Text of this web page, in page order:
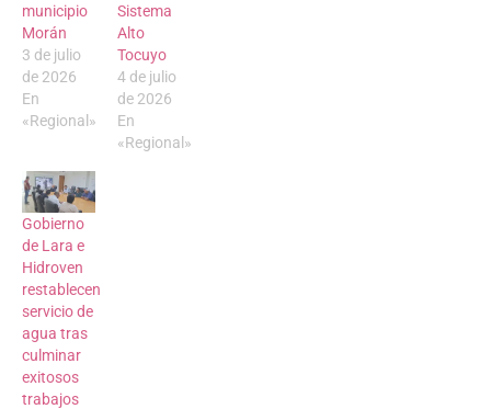
municipio
Morán
3 de julio
de 2026
En
«Regional»
Sistema
Alto
Tocuyo
4 de julio
de 2026
En
«Regional»
Gobierno
de Lara e
Hidroven
restablecen
servicio de
agua tras
culminar
exitosos
trabajos